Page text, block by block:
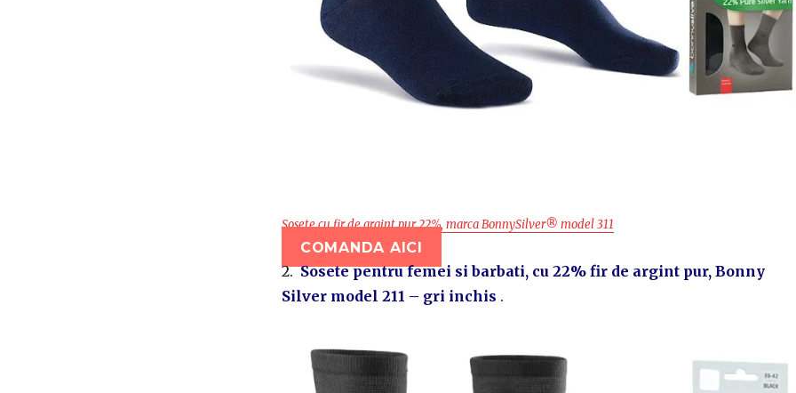
Sosete cu fir de argint pur 22%, marca BonnySilver® model 311
COMANDA AICI
2. Sosete pentru femei si barbati, cu 22% fir de argint pur, Bonny
Silver model 211 – gri inchis .